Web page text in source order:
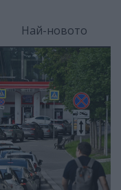
Най-новото